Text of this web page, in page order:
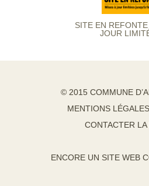
SITE EN
JOUR
© 2015 COMMUNE
MENTIONS
CONTACTER
ENCORE UN SITE WEB